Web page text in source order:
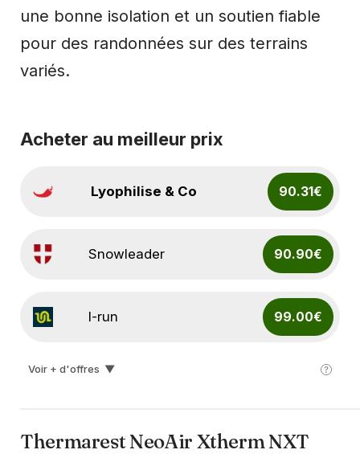
une bonne isolation et un soutien fiable
pour des randonnées sur des terrains
variés.
Acheter au meilleur prix
Lyophilise & Co 90.31€
Snowleader 90.90€
I-run 99.00€
Voir + d'offres ▼
Thermarest NeoAir Xtherm NXT